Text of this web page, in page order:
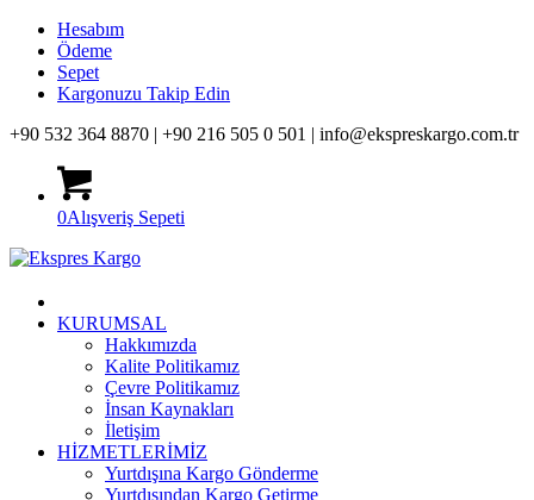
Hesabım
Ödeme
Sepet
Kargonuzu Takip Edin
+90 532 364 8870 | +90 216 505 0 501 | info@ekspreskargo.com.tr
0Alışveriş Sepeti
KURUMSAL
Hakkımızda
Kalite Politikamız
Çevre Politikamız
İnsan Kaynakları
İletişim
HİZMETLERİMİZ
Yurtdışına Kargo Gönderme
Yurtdışından Kargo Getirme